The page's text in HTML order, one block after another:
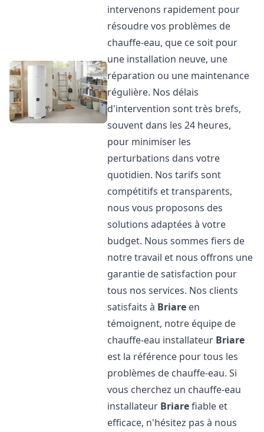
intervenons rapidement pour
résoudre vos problèmes de
chauffe-eau, que ce soit pour
une installation neuve, une
réparation ou une maintenance
régulière. Nos délais
d'intervention sont très brefs,
souvent dans les 24 heures,
pour minimiser les
perturbations dans votre
quotidien. Nos tarifs sont
compétitifs et transparents,
nous vous proposons des
solutions adaptées à votre
budget. Nous sommes fiers de
notre travail et nous offrons une
garantie de satisfaction pour
tous nos services. Nos clients
satisfaits à Briare en
témoignent, notre équipe de
chauffe-eau installateur Briare
est la référence pour tous les
problèmes de chauffe-eau. Si
vous cherchez un chauffe-eau
installateur Briarefiable et
efficace, n'hésitez pas à nous